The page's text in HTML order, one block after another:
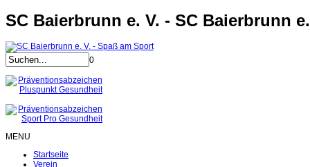
SC Baierbrunn e. V. - SC Baierbrunn
0
MENU
Startseite
Verein